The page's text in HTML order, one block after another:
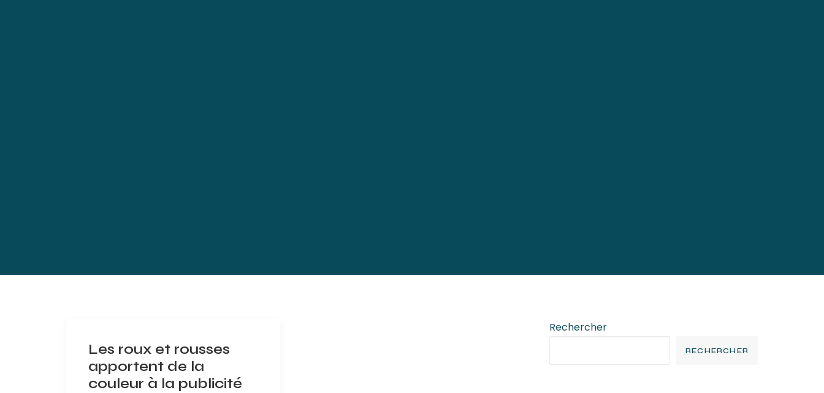
Les roux et rousses
apportent de la
couleur à la publicité
Rechercher
RECHERCHER